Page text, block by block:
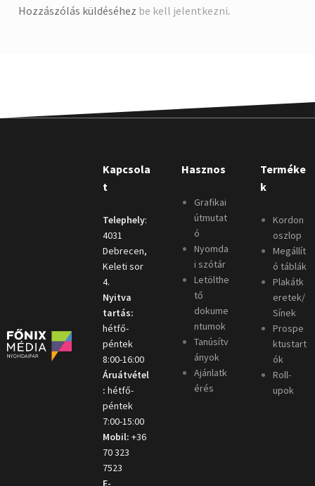
Hozzászólás küldéséhez be kell jelentkezni.
Kapcsola
t
Telephely:
4031
Debrecen,
Keleti sor
4.
Nyitva
tartás:
hétfő-
péntek
8:00-16:00
Áruátvétel
: hétfő-
péntek
7:00-15:00
Mobil: +36
70 323
7523
E-
Hasznos
Grafikai
útmutat
ó
Nyomda
i szótár
Letölthe
tő
dokume
ntumok
Tanúsítv
ányok
Ajánlatk
érés
Terméke
k
Kordon
oszlop
Megállít
ó táblák
Plakátk
eretek/
Sínek
Prospe
ktustart
ók
Roll-
upok